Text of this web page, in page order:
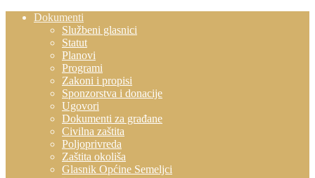
Dokumenti
Službeni glasnici
Statut
Planovi
Programi
Zakoni i propisi
Sponzorstva i donacije
Ugovori
Dokumenti za građane
Civilna zaštita
Poljoprivreda
Zaštita okoliša
Glasnik Općine Semeljci